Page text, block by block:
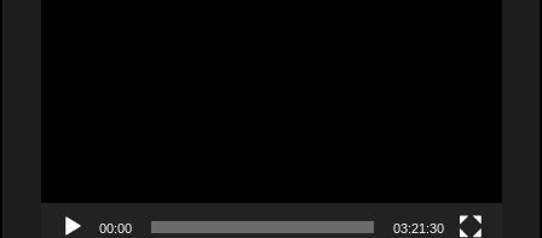
00:00 03:21:30